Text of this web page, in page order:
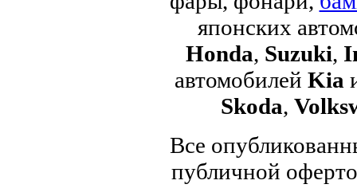
японских
Honda, Suzuki,
автомобилей Kia
Skoda,
Все
публичной